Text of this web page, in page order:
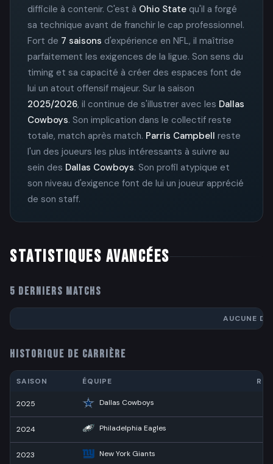
difficile à contenir. C'est à Ohio State qu'il a forgé
sa technique avant de franchir le cap professionnel.
Fort de 7 saisons d'expérience en NFL, il maîtrise
parfaitement les exigences de la ligue. Son sens du
timing et sa capacité à créer des espaces font de
lui un atout offensif majeur. Sur la saison
2025/2026, il continue de s'illustrer avec les Dallas
Cowboys. Son implication dans le collectif reste
totale, match après match. Parris Campbell reste
l'un des joueurs les plus intéressants à suivre au
sein des Dallas Cowboys. Son profil atypique et
son niveau d'exigence font de lui un joueur apprécié
de son staff.
STATISTIQUES AVANCÉES
5 DERNIERS MATCHS
AUCUNE
HISTORIQUE DE CARRIÈRE
SAISON ÉQUIPE
2025 Dallas Cowboys
2024 Philadelphia Eagles
2023 New York Giants